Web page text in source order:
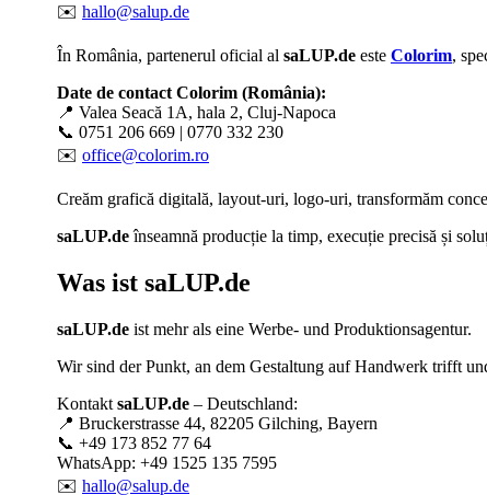
✉️ hallo@salup.de
În România, partenerul oficial al saLUP.de este Colorim,
Date de contact Colorim (România):
📍 Valea Seacă 1A, hala 2, Cluj-Napoca
📞 0751 206 669 | 0770 332 230
✉️ office@colorim.ro
Creăm grafică digitală, layout-uri, logo-uri, transformăm
saLUP.deînseamnă producție la timp, execuție precisă și
Was ist saLUP.de
saLUP.de ist mehr als eine Werbe- und Produktionsagentur.
Wir sind der Punkt, an dem Gestaltung auf Handwerk trifft
Kontakt saLUP.de – Deutschland:
📍 Bruckerstrasse 44, 82205 Gilching, Bayern
📞 +49 173 852 77 64
WhatsApp: +49 1525 135 7595
✉️ hallo@salup.de